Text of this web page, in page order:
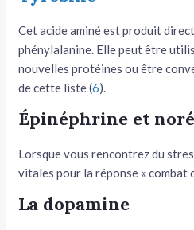
Cet acide aminé est produit
phénylalanine. Elle peut être
nouvelles protéines ou être
de cette liste (6).
Épinéphrine et
Lorsque vous rencontrez du
vitales pour la réponse « combat
La dopamine